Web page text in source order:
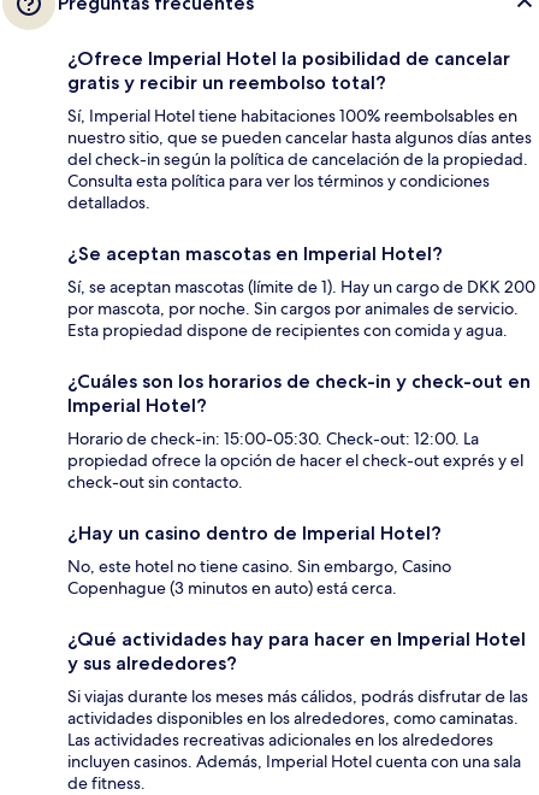
¿Ofrece Imperial Hotel la posibilidad de cancelar
gratis y recibir un reembolso total?
Sí, Imperial Hotel tiene habitaciones 100% reembolsables en
nuestro sitio, que se pueden cancelar hasta algunos días antes
del check-in según la política de cancelación de la propiedad.
Consulta esta política para ver los términos y condiciones
detallados.
¿Se aceptan mascotas en Imperial Hotel?
Sí, se aceptan mascotas (límite de 1). Hay un cargo de DKK 200
por mascota, por noche. Sin cargos por animales de servicio.
Esta propiedad dispone de recipientes con comida y agua.
¿Cuáles son los horarios de check-in y check-out en
Imperial Hotel?
Horario de check-in: 15:00-05:30. Check-out: 12:00. La
propiedad ofrece la opción de hacer el check-out exprés y el
check-out sin contacto.
¿Hay un casino dentro de Imperial Hotel?
No, este hotel no tiene casino. Sin embargo, Casino
Copenhague (3 minutos en auto) está cerca.
¿Qué actividades hay para hacer en Imperial Hotel
y sus alrededores?
Si viajas durante los meses más cálidos, podrás disfrutar de las
actividades disponibles en los alrededores, como caminatas.
Las actividades recreativas adicionales en los alrededores
incluyen casinos. Además, Imperial Hotel cuenta con una sala
de fitness.